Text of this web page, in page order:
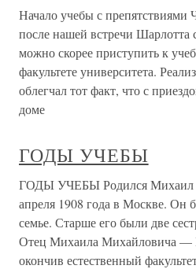
Начало учебы с препятствиями
после нашей встречи Шарлотта
можно скорее приступить к
факультете университета.
облегчал тот факт, что с
доме
ГОДЫ УЧЕБЫ
ГОДЫ УЧЕБЫ Родился Михаил
апреля 1908 года в Москве. Он
семье. Старше его были две
Отец Михаила Михайловича —
окончив естественный